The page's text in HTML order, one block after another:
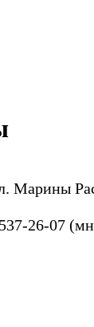
Марины
26-07